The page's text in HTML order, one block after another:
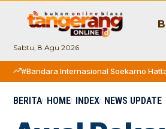
Sabtu, 8 Agu 2026
#Bandara Internasional Soekarno
BERITA HOME INDEX NEWS UPDATE